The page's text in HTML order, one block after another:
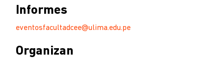
Informes
eventosfacultadcee@ulima.edu.pe
Organizan